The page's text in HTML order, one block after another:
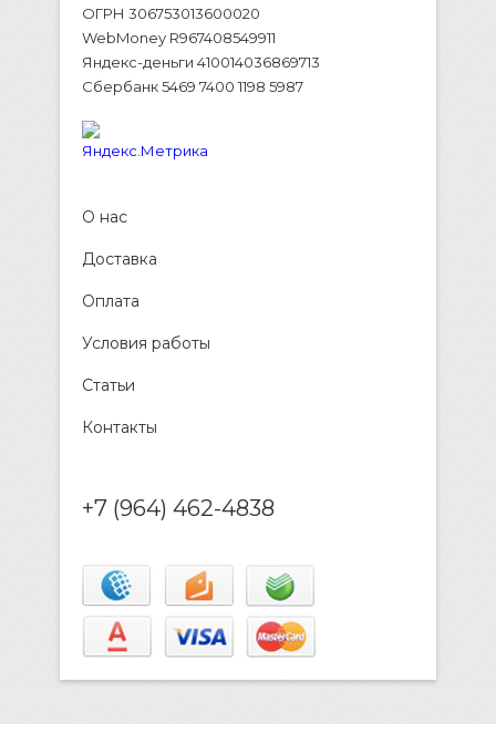
ОГРН 306753013600020
WebMoney R967408549911
Яндекс-деньги 410014036869713
Сбербанк 5469 7400 1198 5987
О нас
Доставка
Оплата
Условия работы
Статьи
Контакты
+7 (964) 462-4838